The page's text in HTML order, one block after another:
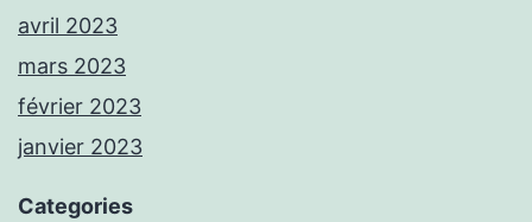
avril 2023
mars 2023
février 2023
janvier 2023
Categories